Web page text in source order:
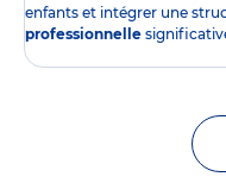
enfants et intégrer une
professionnelle